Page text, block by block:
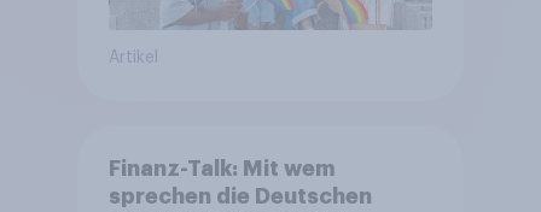
Artikel
Finanz-Talk: Mit wem
sprechen die Deutschen